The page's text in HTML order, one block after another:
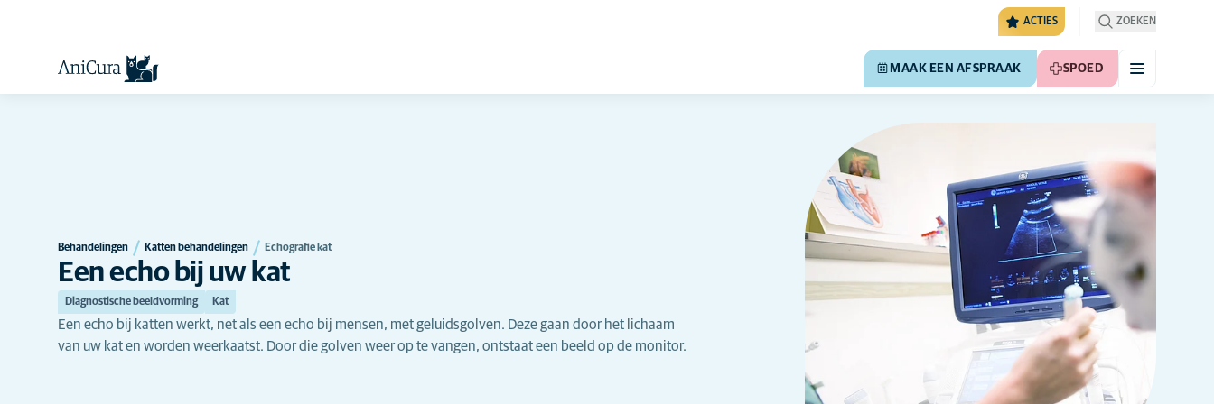
ACTIES ZOEKEN
MAAK EEN AFSPRAAK SPOED
Behandelingen Katten behandelingen Echografie kat
Een echo bij uw kat
Diagnostische beeldvorming Kat
Een echo bij katten werkt, net als een echo bij mensen, met geluidsgolven. Deze gaan door het lichaam
van uw kat en worden weerkaatst. Door die golven weer op te vangen, ontstaat een beeld op de monitor.